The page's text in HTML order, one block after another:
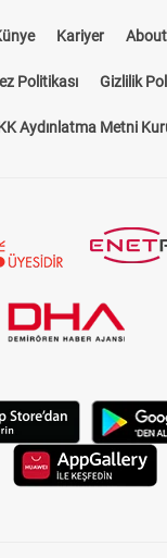
Kariyer About
Politikası Gizlilik
Aydınlatma Metni